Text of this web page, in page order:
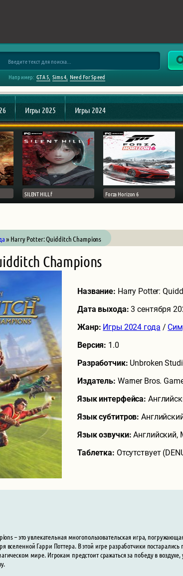
Например: GTA 5 Sims 4 Need For Speed
Игры 2025 Игры 2024
SILENT HILL f Forza Horizon 6
» Harry Potter: Quidditch Champions
Champions
Название: Harry Potter:
Дата выхода:3 сентября
Жанр: Игры 2024 года /
Версия: 1.0
Разработчик: Unbroken
Издатель: Warner Bros.
Язык интерфейса:
Язык субтитров:
Язык озвучки:Английский,
Таблетка: Отсутствует
– это увлекательная многопользовательская игра,
вселенной Гарри Поттера. В этой игре разработчики
мире. Игрокам предстоит сражаться за победу в